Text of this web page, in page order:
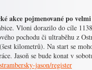
akce pojmenované po
Vloni dorazilo do cíle
pochodu či ultraběhu z
kilometrů). Na start se
Jasoň se bude konat v
jason/register